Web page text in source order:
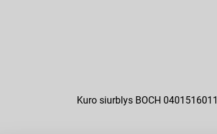
Kuro siurblys BOCH 0401516011